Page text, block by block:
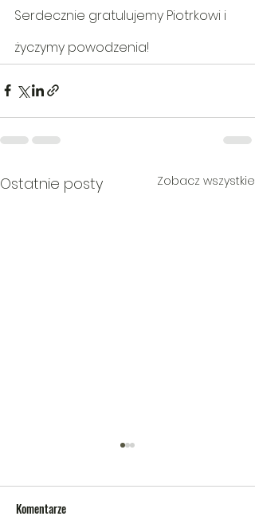
Serdecznie gratulujemy Piotrkowi i
życzymy powodzenia!
Ostatnie posty Zobacz wszystkie
Komentarze